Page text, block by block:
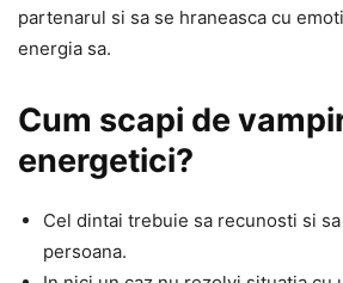
partenarul si sa se hraneasca cu
energia sa.
Cum scapi de
energetici?
Cel dintai trebuie sa recunosti si
persoana.